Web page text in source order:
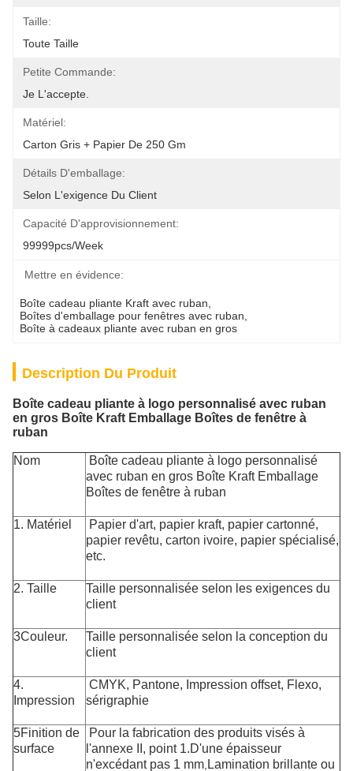
Taille:
Toute Taille
Petite Commande:
Je L'accepte.
Matériel:
Carton Gris + Papier De 250 Gm
Détails D'emballage:
Selon L'exigence Du Client
Capacité D'approvisionnement:
99999pcs/week
Mettre en évidence:
Boîte cadeau pliante Kraft avec ruban
Boîtes d'emballage pour fenêtres avec ruban
Boîte à cadeaux pliante avec ruban en gros
Description Du Produit
Boîte cadeau pliante à logo personnalisé avec ruban
en gros Boîte Kraft Emballage Boîtes de fenêtre à
ruban
Nom
Boîte cadeau pliante à logo personnalisé
avec ruban en gros Boîte Kraft Emballage
Boîtes de fenêtre à ruban
1. Matériel
Papier d'art, papier kraft, papier cartonné,
papier revêtu, carton ivoire, papier spécialisé,
etc.
2. Taille
Taille personnalisée selon les exigences du
client
3Couleur.
Taille personnalisée selon la conception du
client
4.
Impression
CMYK, Pantone, Impression offset, Flexo,
sérigraphie
5Finition de
surface
Pour la fabrication des produits visés à
l'annexe II, point 1.D'une épaisseur
n'excédant pas 1 mm Lamination brillante ou